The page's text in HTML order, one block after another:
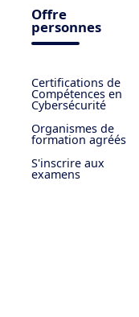
Offre
personnes
Certifications de
Compétences en
Cybersécurité
Organismes de
formation agréés
S'inscrire aux
examens